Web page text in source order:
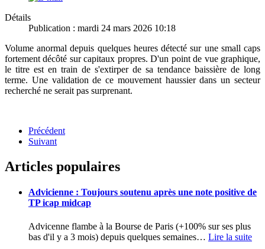
Détails
Publication : mardi 24 mars 2026 10:18
Volume anormal depuis quelques heures détecté sur une small caps
fortement décôté sur capitaux propres. D'un point de vue graphique,
le titre est en train de s'extirper de sa tendance baissière de long
terme. Une validation de ce mouvement haussier dans un secteur
recherché ne serait pas surprenant.
Précédent
Suivant
Articles populaires
Advicienne : Toujours soutenu après une note positive de
TP icap midcap
Advicenne flambe à la Bourse de Paris (+100% sur ses plus
bas d'il y a 3 mois) depuis quelques semaines… Lire la suite